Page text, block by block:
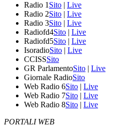
Radio 1 Sito | Live
Radio 2Sito | Live
Radio 3Sito | Live
Radiofd4Sito | Live
Radiofd5Sito | Live
IsoradioSito | Live
CCISSSito
GR ParlamentoSito | Live
Giornale RadioSito
Web Radio 6Sito | Live
Web Radio 7Sito | Live
Web Radio 8Sito | Live
PORTALI WEB